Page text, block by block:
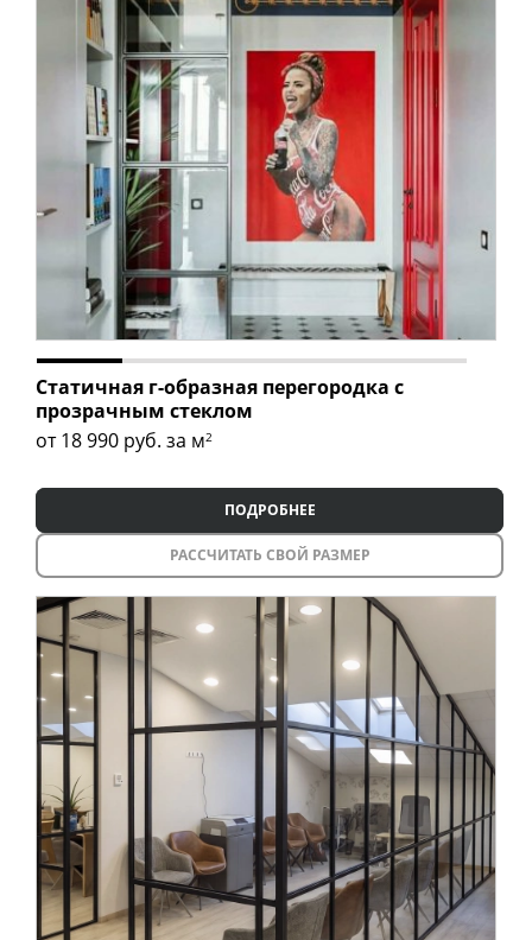
Статичная г-образная перегородка с
прозрачным стеклом
от 18 990 руб. за м2
ПОДРОБНЕЕ
РАССЧИТАТЬ СВОЙ РАЗМЕР